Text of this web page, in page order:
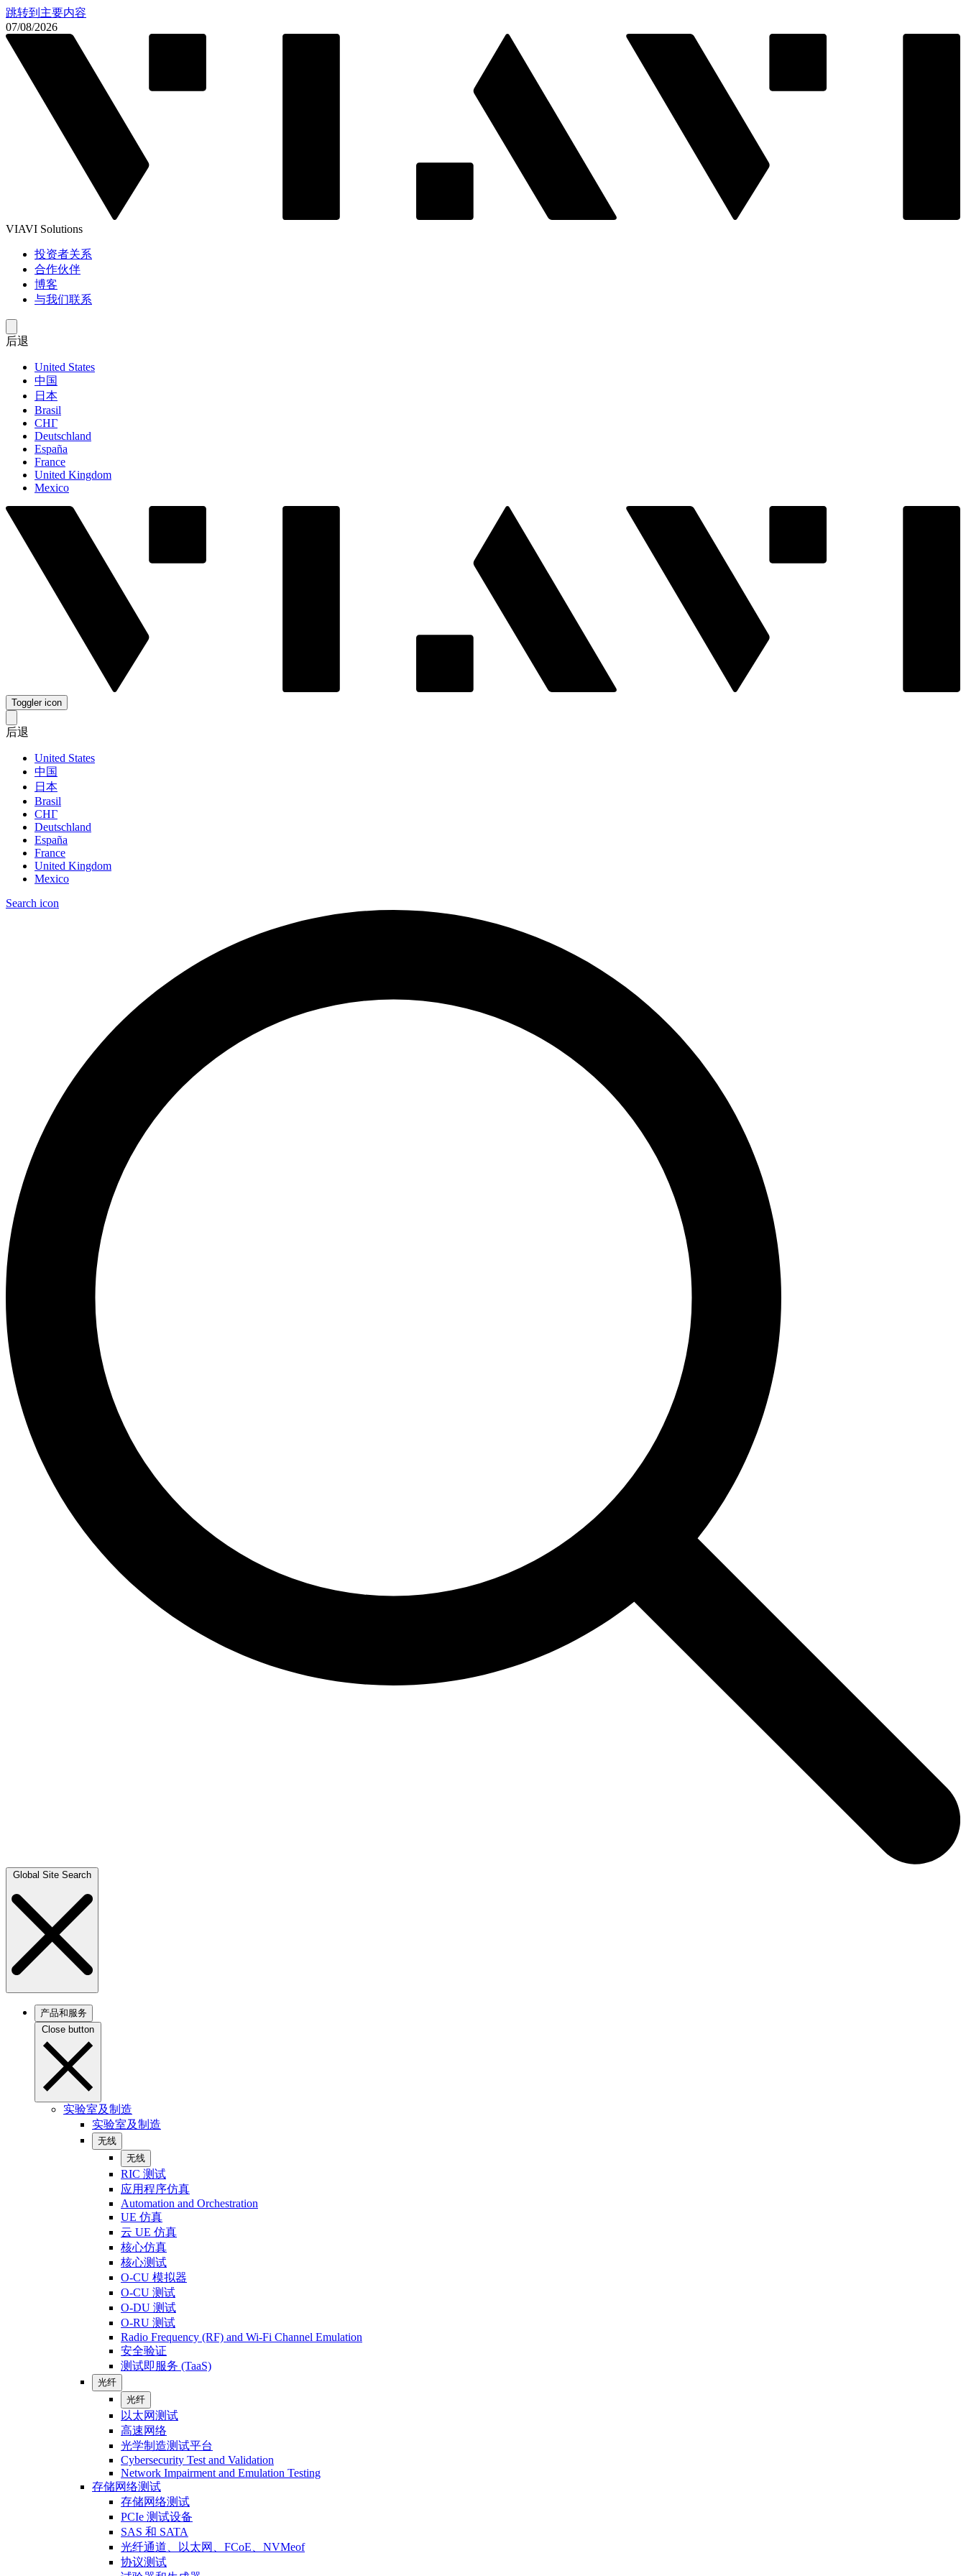
跳转到主要内容
07/08/2026
VIAVI Solutions
投资者关系
合作伙伴
博客
与我们联系
后退
United States
中国
日本
Brasil
СНГ
Deutschland
España
France
United Kingdom
Mexico
Toggler icon
后退
United States
中国
日本
Brasil
СНГ
Deutschland
España
France
United Kingdom
Mexico
Search icon
Global Site Search
产品和服务
Close button
实验室及制造
实验室及制造
无线
无线
RIC 测试
应用程序仿真
Automation and Orchestration
UE 仿真
云 UE 仿真
核心仿真
核心测试
O-CU 模拟器
O-CU 测试
O-DU 测试
O-RU 测试
Radio Frequency (RF) and Wi-Fi Channel Emulation
安全验证
测试即服务 (TaaS)
光纤
光纤
以太网测试
高速网络
光学制造测试平台
Cybersecurity Test and Validation
Network Impairment and Emulation Testing
存储网络测试
存储网络测试
PCIe 测试设备
SAS 和 SATA
光纤通道、以太网、FCoE、NVMeof
协议测试